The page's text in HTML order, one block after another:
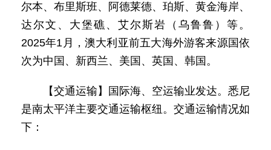
尔本、布里斯班、阿德莱德、珀斯、黄金海岸、
达尔文、大堡礁、艾尔斯岩（乌鲁鲁）等。
2025年1月，澳大利亚前五大海外游客来源国依
次为中国、新西兰、美国、英国、韩国。
【交通运输】国际海、空运输业发达。悉尼
是南太平洋主要交通运输枢纽。交通运输情况如
下：